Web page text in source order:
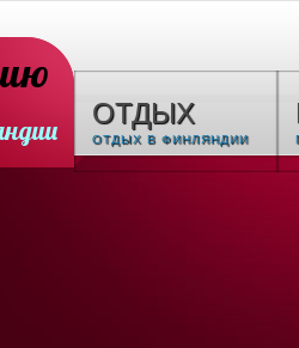
ОТДЫХ
ОТДЫХ В ФИНЛЯНДИИ